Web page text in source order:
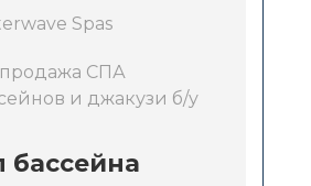
Spas
СПА
и джакузи б/у
бассейна